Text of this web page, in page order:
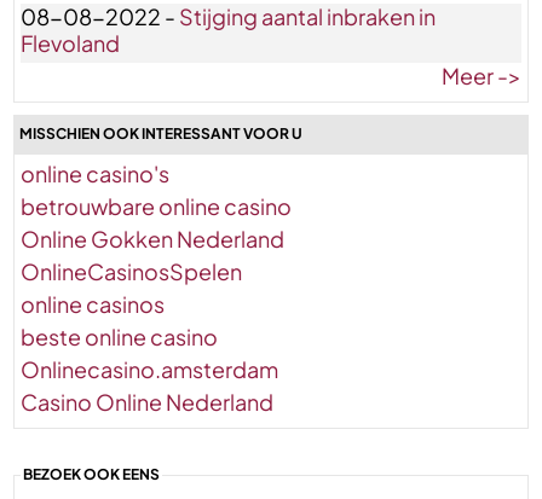
08-08-2022 - Stijging aantal inbraken in
Flevoland
Meer ->
MISSCHIEN OOK INTERESSANT VOOR U
online casino's
betrouwbare online casino
Online Gokken Nederland
OnlineCasinosSpelen
online casinos
beste online casino
Onlinecasino.amsterdam
Casino Online Nederland
BEZOEK OOK EENS